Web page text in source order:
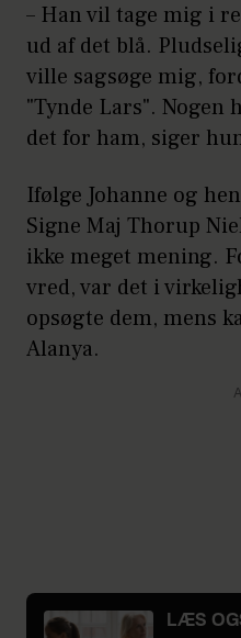
– Han vil tage mig i
ud af det blå.
ville sagsøge mig,
"Tynde Lars". Nogen
det for ham, siger
Ifølge Johanne og
Signe Maj Thorup
ikke meget mening.
vred, var det i
opsøgte dem, mens
Alanya.
LÆS